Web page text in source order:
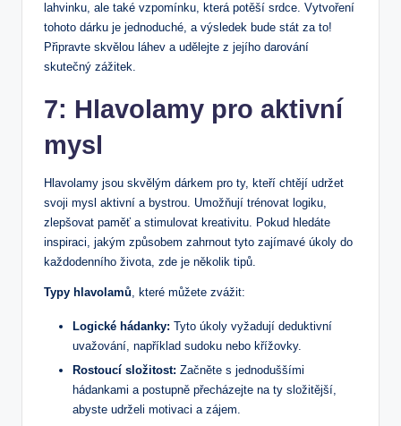
lahvinku, ale také vzpomínku, která potěší srdce. Vytvoření
tohoto dárku je jednoduché, a výsledek bude stát za to!
Připravte skvělou láhev a udělejte z jejího darování
skutečný zážitek.
7: Hlavolamy pro aktivní
mysl
Hlavolamy jsou skvělým dárkem pro ty, kteří chtějí udržet
svoji mysl aktivní a bystrou. Umožňují trénovat logiku,
zlepšovat paměť a stimulovat kreativitu. Pokud hledáte
inspiraci, jakým způsobem zahrnout tyto zajímavé úkoly do
každodenního života, zde je několik tipů.
Typy hlavolamů, které můžete zvážit:
Logické hádanky: Tyto úkoly vyžadují deduktivní
uvažování, například sudoku nebo křížovky.
Rostoucí složitost: Začněte s jednoduššími
hádankami a postupně přecházejte na ty složitější,
abyste udrželi motivaci a zájem.